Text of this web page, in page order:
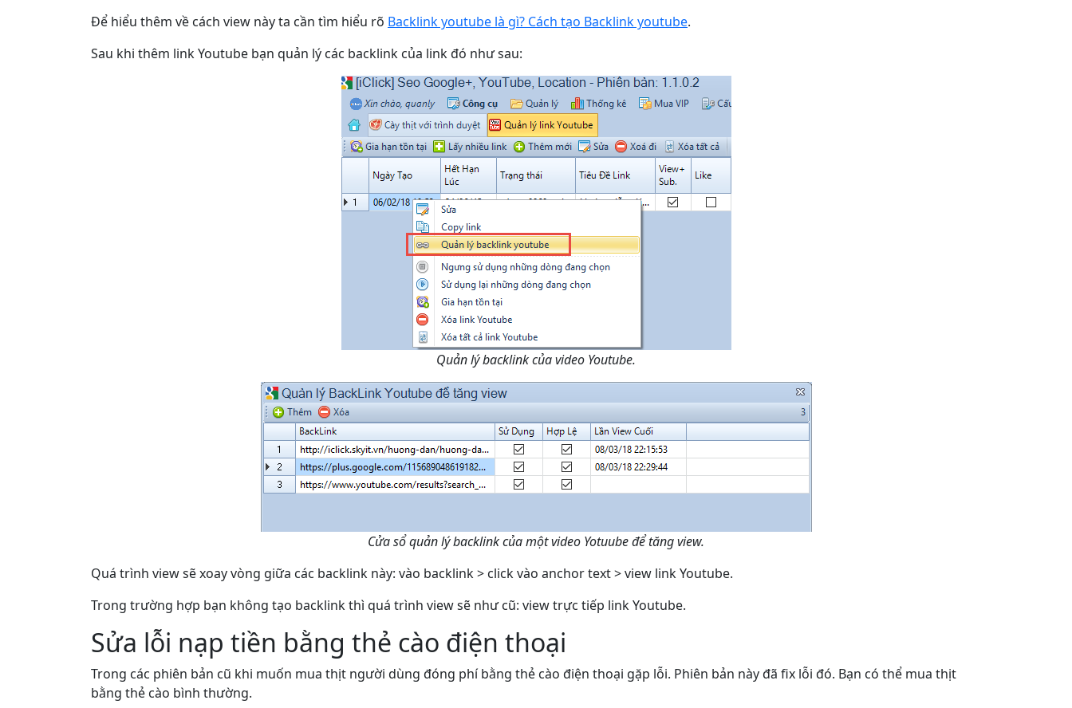
Để hiểu thêm về cách view này ta cần tìm hiểu rõ Backlink youtube là gì? Cách tạo Backlink youtube.
Sau khi thêm link Youtube bạn quản lý các backlink của link đó như sau:
Quản lý backlink của video Youtube.
Cửa sổ quản lý backlink của một video Yotuube để tăng view.
Quá trình view sẽ xoay vòng giữa các backlink này: vào backlink > click vào anchor text > view link Youtube.
Trong trường hợp bạn không tạo backlink thì quá trình view sẽ như cũ: view trực tiếp link Youtube.
Sửa lỗi nạp tiền bằng thẻ cào điện thoại
Trong các phiên bản cũ khi muốn mua thịt người dùng đóng phí bằng thẻ cào điện thoại gặp lỗi. Phiên bản này đã fix lỗi đó. Bạn có thể mua thịt
bằng thẻ cào bình thường.